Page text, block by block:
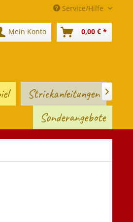
Service/Hilfe
Mein Konto 0,00 € *
Strickanleitungen
Sonderangebote
